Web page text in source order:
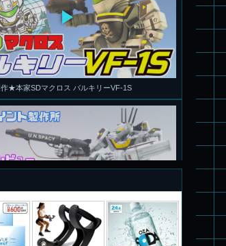
作★本家SDマクロス バルキリーVF-1S
1/72 バトロイド・バルキリー VF-1S ロ
カー スペシャル